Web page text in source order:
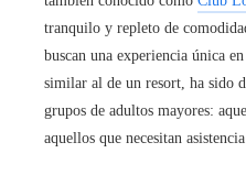
tranquilo y repleto de
buscan una experiencia única
similar al de un resort, ha sido
grupos de adultos mayores:
aquellos que necesitan